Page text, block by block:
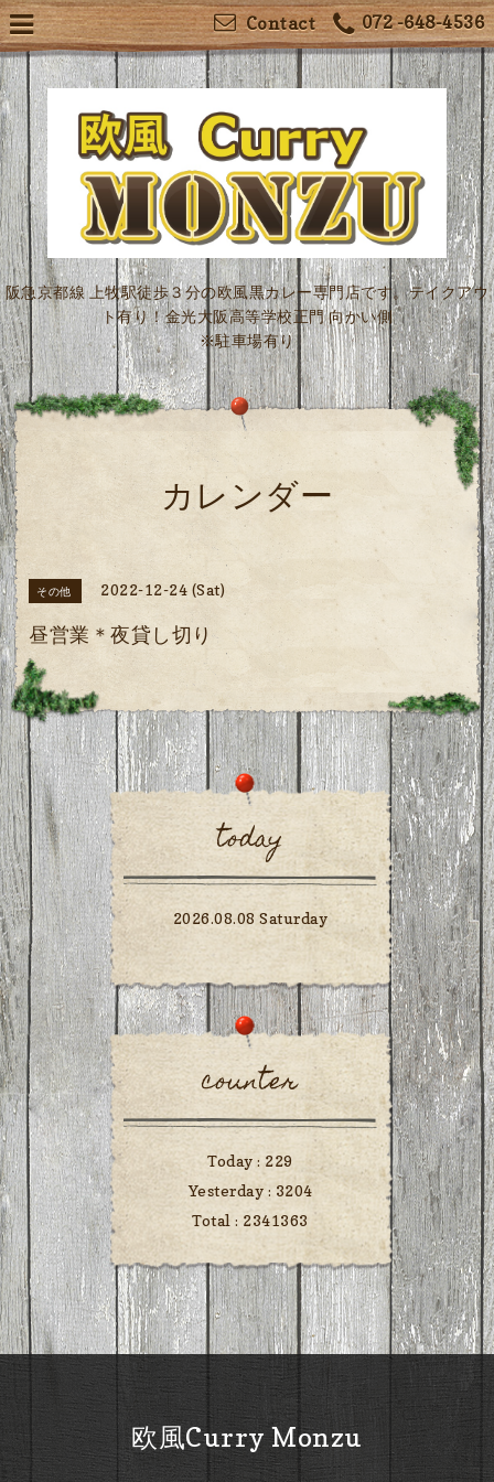
072 -648-4536
Contact
阪急京都線 上牧駅徒歩３分の欧風黒カレー専門店です。テイクアウ
ト有り！金光大阪高等学校正門 向かい側
※駐車場有り
カレンダー
その他 2022-12-24 (Sat)
昼営業＊夜貸し切り
today
2026.08.08 Saturday
counter
Today : 229
Yesterday : 3204
Total : 2341363
欧風Curry Monzu